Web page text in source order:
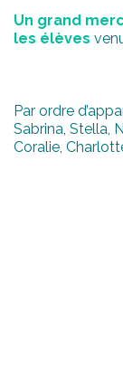
Un grand
les élèves
Par ordre
Sabrina, Stella,
Coralie,